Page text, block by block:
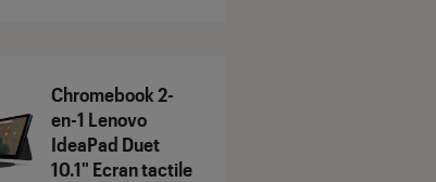
Chromebook 2-
en-1 Lenovo
IdeaPad Duet
10.1" Ecran tactile